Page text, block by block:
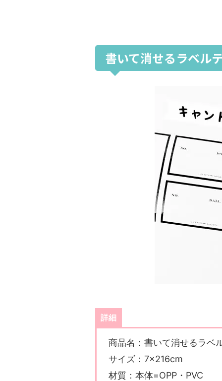
書いて消せるラベル
詳細
商品名：書いて消せるラ
サイズ：7×216cm
材質：本体=OPP・PVC